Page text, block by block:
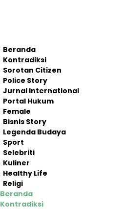
Beranda
Kontradiksi
Sorotan Citizen
Police Story
Jurnal International
Portal Hukum
Female
Bisnis Story
Legenda Budaya
Sport
Selebriti
Kuliner
Healthy Life
Religi
Beranda
Kontradiksi